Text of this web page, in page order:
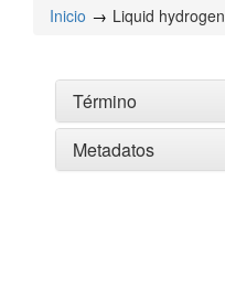
Inicio Liquid hydrogen
Término
Metadatos